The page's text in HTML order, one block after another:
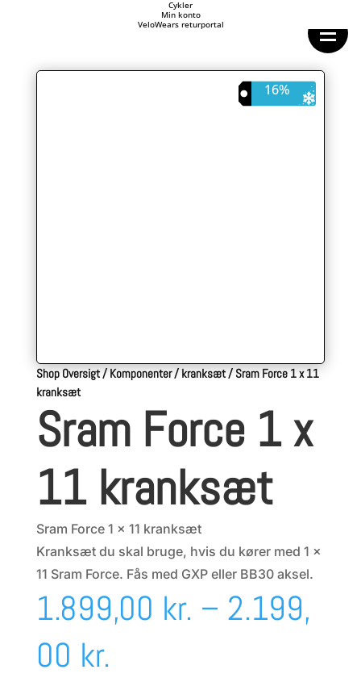
Geargrupper
Cykler
Min konto
VeloWears returportal
16%
Shop Oversigt/Komponenter/kranksæt/Sram Force 1 x 11
kranksæt
Sram Force 1 x
11 kranksæt
Sram Force 1 x 11 kranksæt
Kranksæt du skal bruge, hvis du kører med 1 x
11 Sram Force. Fås med GXP eller BB30 aksel.
1.899,00 kr. – 2.199,
00 kr.